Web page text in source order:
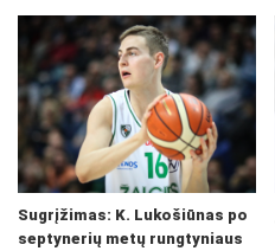
Sugrįžimas: K. Lukošiūnas po
septynerių metų rungtyniaus